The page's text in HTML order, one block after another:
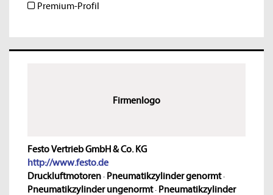
Premium-Profil
Firmenlogo
Festo Vertrieb GmbH & Co. KG
http://www.festo.de
Druckluftmotoren· Pneumatikzylinder genormt·
Pneumatikzylinder ungenormt· Pneumatikzylinder